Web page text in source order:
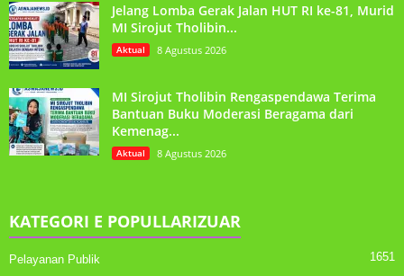
Jelang Lomba Gerak Jalan HUT RI ke-81, Murid
MI Sirojut Tholibin...
Aktual 8 Agustus 2026
MI Sirojut Tholibin Rengaspendawa Terima
Bantuan Buku Moderasi Beragama dari
Kemenag...
Aktual 8 Agustus 2026
KATEGORI E POPULLARIZUAR
Pelayanan Publik 1651